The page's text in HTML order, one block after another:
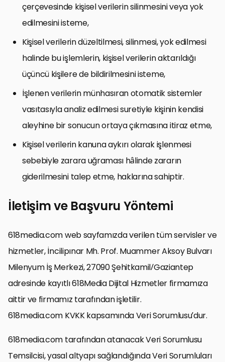
çerçevesinde kişisel verilerin silinmesini veya yok
edilmesini isteme,
Kişisel verilerin düzeltilmesi, silinmesi, yok edilmesi
halinde bu işlemlerin, kişisel verilerin aktarıldığı
üçüncü kişilere de bildirilmesini isteme,
İşlenen verilerin münhasıran otomatik sistemler
vasıtasıyla analiz edilmesi suretiyle kişinin kendisi
aleyhine bir sonucun ortaya çıkmasına itiraz etme,
Kişisel verilerin kanuna aykırı olarak işlenmesi
sebebiyle zarara uğraması hâlinde zararın
giderilmesini talep etme, haklarına sahiptir.
İletişim ve Başvuru Yöntemi
618media.com web sayfamızda verilen tüm servisler ve
hizmetler, İncilipınar Mh. Prof. Muammer Aksoy Bulvarı
Milenyum İş Merkezi, 27090 Şehitkamil/Gaziantep
adresinde kayıtlı 618Media Dijital Hizmetler firmamıza
aittir ve firmamız tarafından işletilir.
618media.com KVKK kapsamında Veri Sorumlusu’dur.
618media.com tarafından atanacak Veri Sorumlusu
Temsilcisi, yasal altyapı sağlandığında Veri Sorumluları